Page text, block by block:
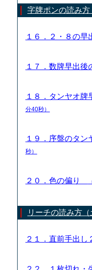
字牌ポンの読み方
１６．２・８の
１７．数牌早出
１８．タンヤオ
分40秒）
１９．序盤のタ
秒）
２０．色の偏り
リーチの読み方（
２１．直前手出